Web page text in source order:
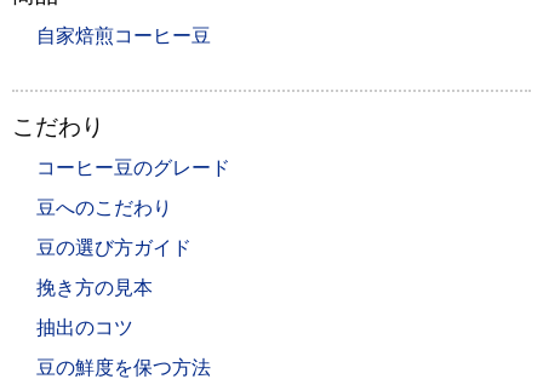
自家焙煎コーヒー豆
こだわり
コーヒー豆のグレード
豆へのこだわり
豆の選び方ガイド
挽き方の見本
抽出のコツ
豆の鮮度を保つ方法